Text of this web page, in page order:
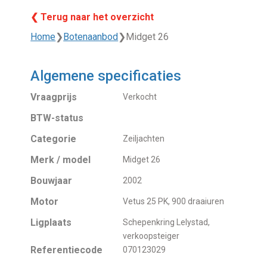
❮ Terug naar het overzicht
Home❯Botenaanbod❯Midget 26
Algemene specificaties
Vraagprijs Verkocht
BTW-status
Categorie
Zeiljachten
Merk / model Midget 26
Bouwjaar 2002
Motor Vetus 25 PK, 900 draaiuren
Ligplaats
Schepenkring Lelystad,
verkoopsteiger
Referentiecode 070123029